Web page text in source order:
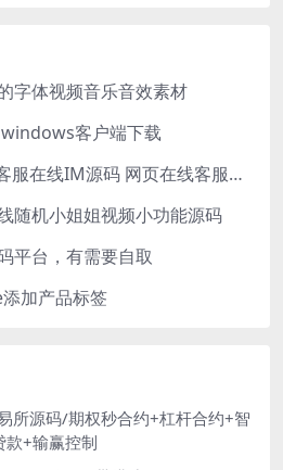
字体视频音乐音效素材
客户端下载
【视频教程】php客服在线IM源码 网页在线客服软件代码
随机小姐姐视频小功能源码
平台，有需要自取
加产品标签
所源码/期权秒合约+杠杆合约+智
款+输赢控制